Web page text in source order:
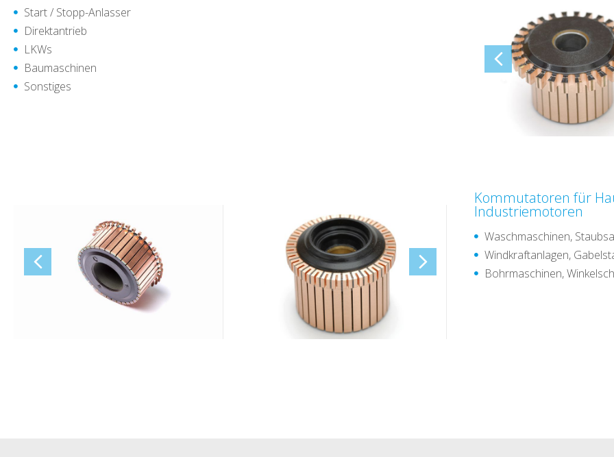
Start / Stopp-Anlasser
Direktantrieb
LKWs
Baumaschinen
Sonstiges
Kommutatoren für
Industriemotoren
Waschmaschinen,
Windkraftanlagen,
Bohrmaschinen,